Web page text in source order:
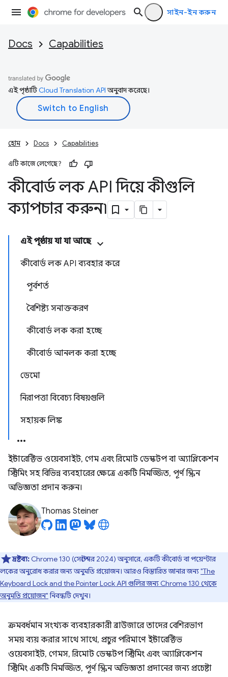
সাইন-ইন করুন
Docs Capabilities
এই পৃষ্ঠাটিCloud Translation APIঅনুবাদ করেছে।
হোম Docs Capabilities
এটি কাজে লেগেছে?
কীবোর্ড লক API দিয়ে কীগুলি
ক্যাপচার করুন৷
এই পৃষ্ঠায় যা যা আছে
কীবোর্ড লক API ব্যবহার করে
পূর্বশর্ত
বৈশিষ্ট্য সনাক্তকরণ
কীবোর্ড লক করা হচ্ছে
কীবোর্ড আনলক করা হচ্ছে
ডেমো
নিরাপত্তা বিবেচ্য বিষয়গুলি
সহায়ক লিঙ্ক
ইন্টারেক্টিভ ওয়েবসাইট, গেম এবং রিমোট ডেস্কটপ বা অ্যাপ্লিকেশন
স্ট্রিমিং সহ বিভিন্ন ব্যবহারের ক্ষেত্রে একটি নিমজ্জিত, পূর্ণ স্ক্রিন
অভিজ্ঞতা প্রদান করুন।
Thomas Steiner
দ্রষ্টব্য: Chrome 130 (সেপ্টেম্বর 2024) অনুসারে, একটি কীবোর্ড বা পয়েন্টার
লকের অনুরোধ করার জন্য অনুমতি প্রয়োজন। আরও বিস্তারিত জানার জন্য"The
Keyboard Lock and the Pointer Lock API গুলির জন্য Chrome 130 থেকে
অনুমতি প্রয়োজন"নিবন্ধটি দেখুন।
ক্রমবর্ধমান সংখ্যক ব্যবহারকারী ব্রাউজারে তাদের বেশিরভাগ
সময় ব্যয় করার সাথে সাথে, প্রচুর পরিমাণে ইন্টারেক্টিভ
ওয়েবসাইট, গেমস, রিমোট ডেস্কটপ স্ট্রিমিং এবং অ্যাপ্লিকেশন
স্ট্রিমিং একটি নিমজ্জিত, পূর্ণ স্ক্রিন অভিজ্ঞতা প্রদানের জন্য প্রচেষ্টা